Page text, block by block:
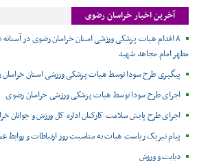
آخرین اخبار خراسان رضوی
۸ اقدام هیات پزشکی ورزشی استان خراسان رضوی در آستانه
مطهر امام مجاهد شهید
پیگیری طرح سودا توسط هیات پزشکی ورزشی استان
اجرای طرح سودا توسط هیات پزشکی ورزشی خراسان رضوی
اجرای طرح پایش سلامت کارکنان اداره کل ورزش و جوانان
پیام تبریک ریاست هیات به مناسبت روز ارتباطات و روابط
دیابت و ورزش